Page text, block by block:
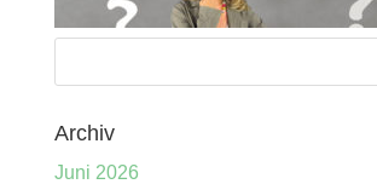
Archiv
Juni 2026